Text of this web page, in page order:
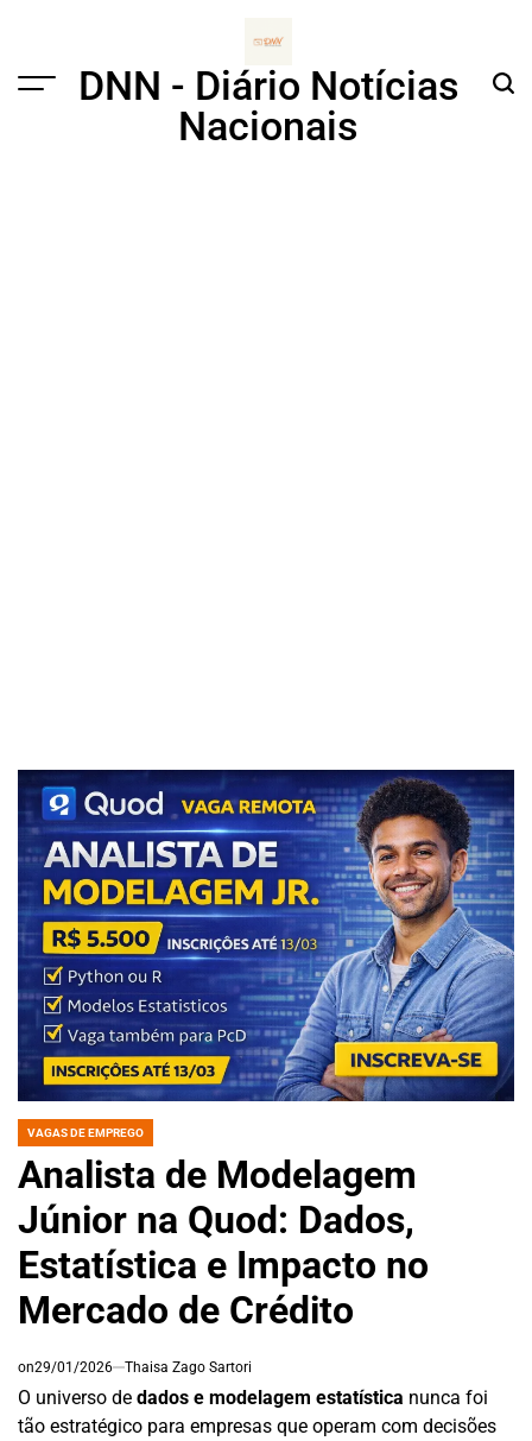
Menu
DNN - Diário Notícias
Nacionais
POSTED
VAGAS DE EMPREGO
Analista de Modelagem
Júnior na Quod: Dados,
Estatística e Impacto no
Mercado de Crédito
on29/01/2026 Thaisa Zago Sartori
O universo de dados e modelagem estatística nunca foi
tão estratégico para empresas que operam com decisões